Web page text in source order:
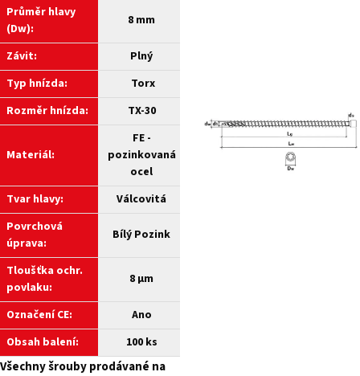
Průměr hlavy
(Dw):
8 mm
Závit:
Plný
Typ hnízda:
Torx
Rozměr hnízda:
TX-30
Materiál:
FE -
pozinkovaná
ocel
Tvar hlavy:
Válcovitá
Povrchová
úprava:
Bílý Pozink
Tloušťka ochr.
povlaku:
8 µm
Označení CE:
Ano
Obsah balení:
100 ks
Všechny šrouby prodávané na